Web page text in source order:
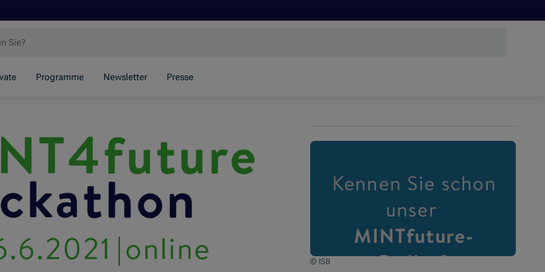
Programme Newsletter Presse
© ISB